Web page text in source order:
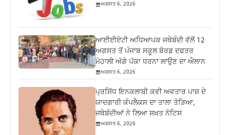
ਅਗਸਤ 6, 2026
ਆਈਈਏਟੀ ਅਧਿਆਪਕ ਜਥੇਬੰਦੀ ਵੱਲੋਂ 12
ਅਗਸਤ ਤੋਂ ਪੰਜਾਬ ਸਕੂਲ ਬੋਰਡ ਦਫਤਰ
ਮੋਹਾਲੀ ਅੱਗੇ ਪੱਕਾ ਧਰਨਾ ਲਾਉਣ ਦਾ ਐਲਾਨ
ਅਗਸਤ 6, 2026
ਪ੍ਰਸਿੱਧ ਇਨਕਲਾਬੀ ਕਵੀ ਅਵਤਾਰ ਪਾਸ਼ ਦੇ
ਯਾਦਗਾਰੀ ਕੰਪਲੈਕਸ ਦਾ ਤਾਲਾ ਤੋੜਿਆ,
ਜਥੇਬੰਦੀਆਂ ਨੇ ਲਿਆ ਸਖ਼ਤ ਨੋਟਿਸ
ਅਗਸਤ 6, 2026